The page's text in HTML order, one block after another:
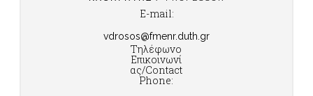
E-mail:
vdrosos@fmenr.duth.gr
Τηλέφωνο
Επικοινωνί
ας/Contact
Phone: